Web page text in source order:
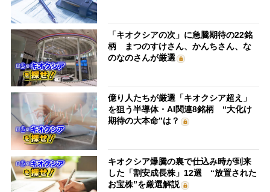
「キオクシアの次」に急騰期待の22銘
柄 まつのすけさん、かんちさん、な
のなのさんが厳選
億り人たちが厳選「キオクシア超え」
を狙う半導体・AI関連8銘柄 “大化け
期待の大本命”は？
キオクシア爆騰の裏で仕込み時が到来
した「割安成長株」12選 “放置された
お宝株”を厳選解説